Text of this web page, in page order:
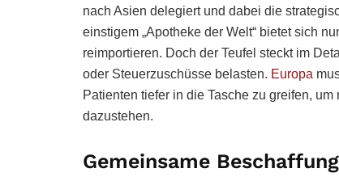
nach Asien delegiert und dabei die
einstigem „Apotheke der Welt“ bietet sich
reimportieren. Doch der Teufel steckt im
oder Steuerzuschüsse belasten. Europa
Patienten tiefer in die Tasche zu greifen,
dazustehen.
Gemeinsame